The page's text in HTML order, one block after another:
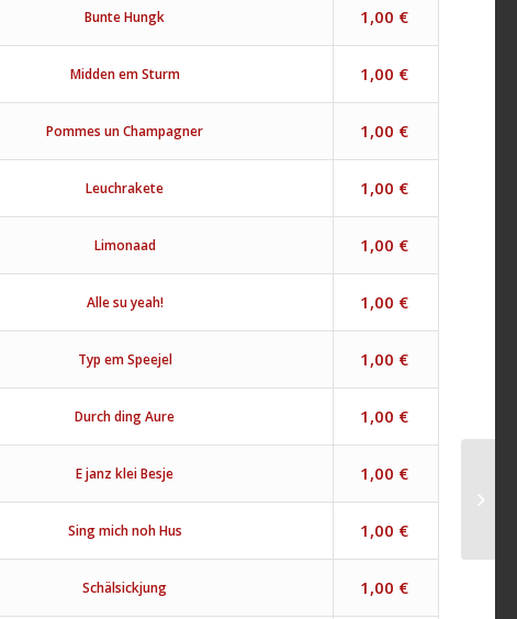
Bunte Hungk 1,00 €
Midden em Sturm 1,00 €
Pommes un Champagner 1,00 €
Leuchrakete 1,00 €
Limonaad 1,00 €
Alle su yeah! 1,00 €
Typ em Speejel 1,00 €
Durch ding Aure 1,00 €
E janz klei Besje 1,00 €
Sing mich noh Hus 1,00 €
Schälsickjung 1,00 €